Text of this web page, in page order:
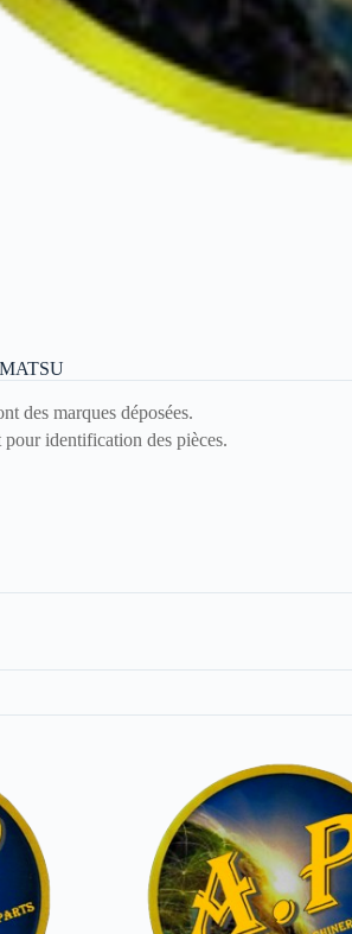
des marques déposées.
identification des pièces.